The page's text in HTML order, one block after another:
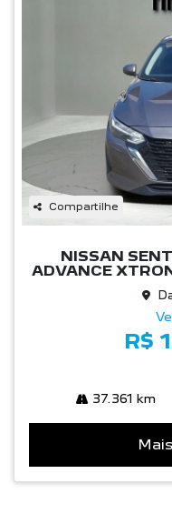
Compartilhe
NISSAN
ADVANCE
R$
37.361 km